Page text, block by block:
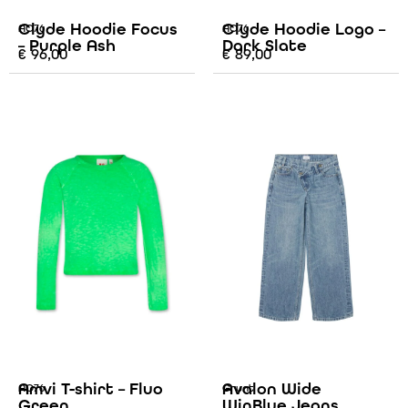
AO76
Clyde Hoodie Focus
– Purple Ash
€ 96,00
AO76
Clyde Hoodie Logo –
Dark Slate
€89,00
AO76
Amvi T-shirt – Fluo
Grunt
Avalon Wide